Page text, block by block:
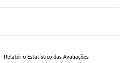
- Relatório Estatístico das Avaliações